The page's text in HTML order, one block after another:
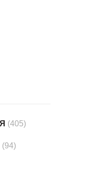
(405)
(94)